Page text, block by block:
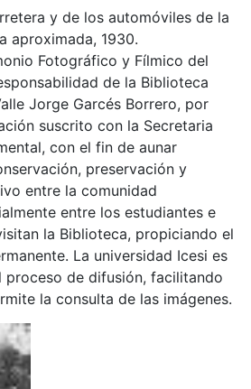
y de los automóviles de la
aproximada, 1930.
Fotográfico y Fílmico del
de la Biblioteca
Jorge Garcés Borrero, por
suscrito con la Secretaria
con el fin de aunar
preservación y
entre la comunidad
entre los estudiantes e
la Biblioteca, propiciando el
La universidad Icesi es
proceso de difusión, facilitando
la consulta de las imágenes.